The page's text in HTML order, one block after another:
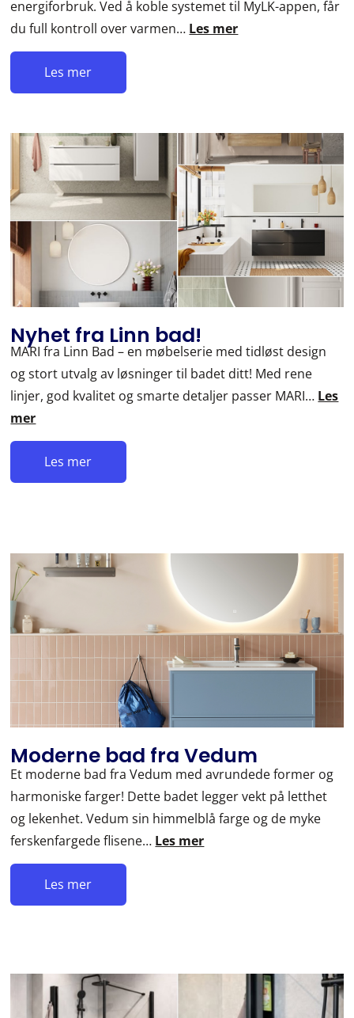
energiforbruk. Ved å koble systemet til MyLK-appen, får
du full kontroll over varmen… Les mer
Les mer
Nyhet fra Linn bad!
MARI fra Linn Bad – en møbelserie med tidløst design
og stort utvalg av løsninger til badet ditt! Med rene
linjer, god kvalitet og smarte detaljer passer MARI… Les
mer
Les mer
Moderne bad fra Vedum
Et moderne bad fra Vedum med avrundede former og
harmoniske farger! Dette badet legger vekt på letthet
og lekenhet. Vedum sin himmelblå farge og de myke
ferskenfargede flisene… Les mer
Les mer